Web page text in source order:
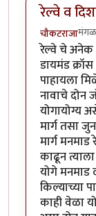
रेल्वे व
चौकटराजा
रेल्वे चे अनेक
डायमंड
पाहायला
नावाचे
योगायोग्य
मार्ग तसा
मार्ग
काढून
योगे मनमाड
किल्याच्या
काही वेळा